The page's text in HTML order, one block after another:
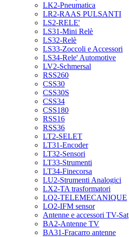
LK2-Pneumatica
LR2-RAAS PULSANTI
LS2-RELE'
LS31-Mini Relè
LS32-Relè
LS33-Zoccoli e Accessori
LS34-Rele' Automotive
LV2-Schmersal
RSS260
CSS30
CSS30S
CSS34
CSS180
RSS16
RSS36
LT2-SELET
LT31-Encoder
LT32-Sensori
LT33-Strumenti
LT34-Finecorsa
LU2-Strumenti Analogici
LX2-TA trasformatori
LQ2-TELEMECANIQUE
LO2-IFM sensor
Antenne e accessori TV-Sat
BA2-Antenne TV
BA31-Fracarro antenne